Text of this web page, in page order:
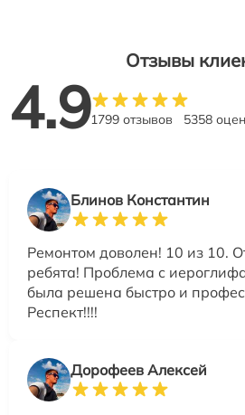
Отзывы
4.91799 отзывов 5358
Блинов Константин
Ремонтом доволен! 10 из 10.
ребята! Проблема с
была решена быстро и
Респект!!!!
Дорофеев Алексей